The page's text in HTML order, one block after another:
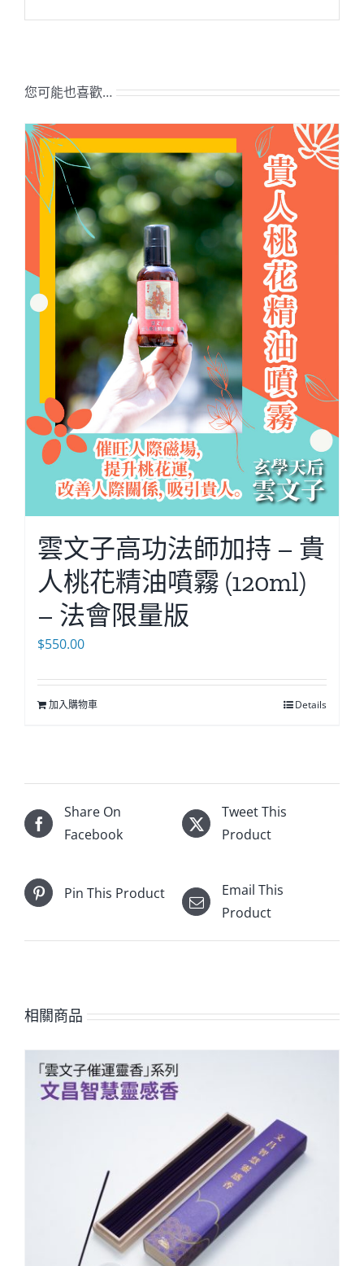
您可能也喜歡…
雲文子高功法師加持 – 貴
人桃花精油噴霧 (120ml)
– 法會限量版
$550.00
加入購物車 Details
Share On
Facebook
Tweet This
Product
Pin This Product
Email This
Product
相關商品